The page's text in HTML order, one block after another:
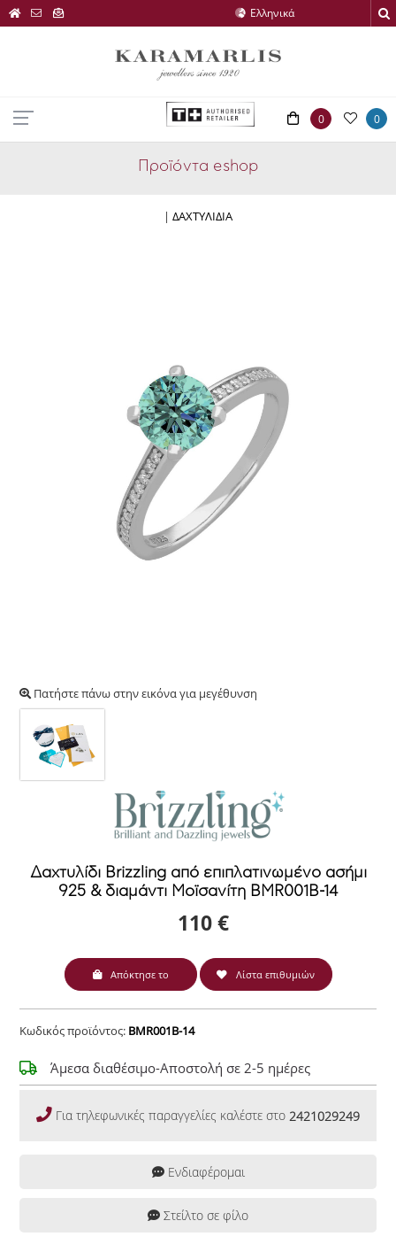
0 0
Προϊόντα eshop
| ΔΑΧΤΥΛΙΔΙΑ
Πατήστε πάνω στην εικόνα για μεγέθυνση
Δαχτυλίδι Brizzling από επιπλατινωμένο ασήμι
925 & διαμάντι Μοϊσανίτη BMR001B-14
110 €
Απόκτησε το Λίστα επιθυμιών
Κωδικός προϊόντος: BMR001B-14
Άμεσα διαθέσιμο-Αποστολή σε 2-5 ημέρες
Για τηλεφωνικές παραγγελίες καλέστε στο 2421029249
Ενδιαφέρομαι
Στείλτο σε φίλο